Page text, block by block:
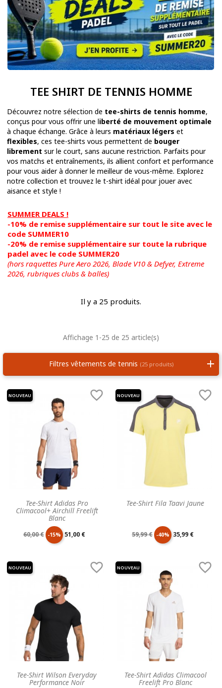
TEE SHIRT DE TENNIS HOMME
Découvrez notre sélection de tee-shirts de tennis homme,
conçus pour vous offrir une liberté de mouvement optimale
à chaque échange. Grâce à leurs matériaux légers et
flexibles, ces tee-shirts vous permettent de bouger
librement sur le court, sans aucune restriction. Parfaits pour
vos matchs et entraînements, ils allient confort et performance
pour vous aider à donner le meilleur de vous-même. Explorez
notre collection et trouvez le t-shirt idéal pour jouer avec
aisance et style !
SUMMER DEALS !
-10% de remise supplémentaire sur tout le site avec le
code SUMMER10
-20% de remise supplémentaire sur toute la rubrique
padel avec le code SUMMER20
(hors raquettes Pure Aero 2026, Blade V10 & Defyer, Extreme
2026, rubriques clubs & balles)
Il y a 25 produits.
Affichage 1-25 de 25 article(s)
Filtres vêtements de tennis (25 produits)
Tee-Shirt Adidas Pro
Climacool+ Airchill Freelift
Blanc

Prix
60,00 € -15% Prix
51,00 €
NOUVEAU
Tee-Shirt Fila Taavi Jaune

Prix
59,99 € -40% Prix
35,99 €
NOUVEAU
Tee-Shirt Wilson Everyday
Performance Noir

NOUVEAU
Tee-Shirt Adidas Climacool
Freelift Pro Blanc

NOUVEAU